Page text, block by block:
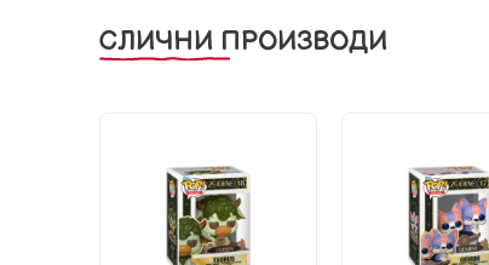
СЛИЧНИ ПРОИЗВОДИ